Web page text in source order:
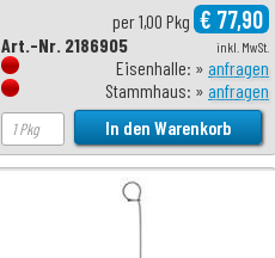
per 1,00 Pkg € 77,90
inkl. MwSt.
Art.-Nr. 2186905
Eisenhalle: » anfragen
Stammhaus: » anfragen